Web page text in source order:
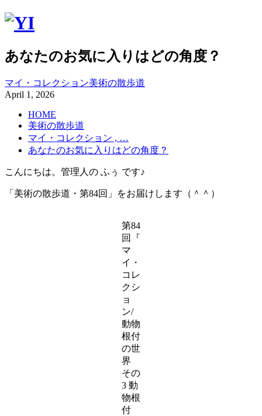
あなたのお気に入りはどの角度？
マイ・コレクション美術の散歩道
April 1 , 2026
HOME
美術の散歩道
マイ・コレクション , …
あなたのお気に入りはどの角度？
こんにちは。管理人の ふぅ です♪
「美術の散歩道・第84回」をお届けします（＾＾）
第84
回『
マ
イ・
コレ
クシ
ョ
ン/
動物
根付
の世
界
その
3 動
物根
付